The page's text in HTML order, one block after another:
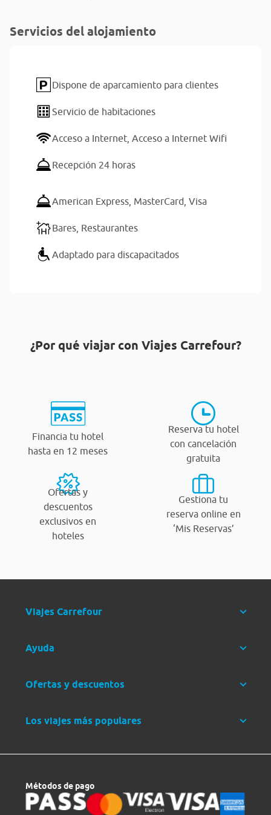
Servicios del alojamiento
Dispone de aparcamiento para clientes
Servicio de habitaciones
Acceso a Internet, Acceso a Internet Wifi
Recepción 24 horas
American Express, MasterCard, Visa
Bares, Restaurantes
Adaptado para discapacitados
¿Por qué viajar con Viajes Carrefour?
Financia tu hotel
hasta en 12 meses
Reserva tu hotel
con cancelación
gratuita
Ofertas y
descuentos
exclusivos en
hoteles
Gestiona tu
reserva online en
‘Mis Reservas’
Viajes Carrefour
Ayuda
Ofertas y descuentos
Los viajes más populares
Métodos de pago